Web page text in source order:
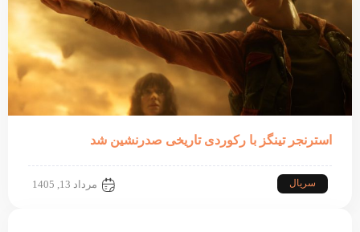
استرنجر تینگز با رکوردی تاریخی صدرنشین شد
سریال مرداد 13, 1405